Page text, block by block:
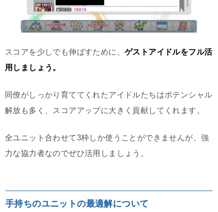
スコアを少しでも伸ばすために、 ゲストアイドルをフル活
用しましょう。
同僚がしっかり育ててくれたアイドルたちはポテンシャル
解放も多く、スコアアップに大きく貢献してくれます。
全ユニット合わせて3枠しか使うことができませんが、強
力な協力者なのでぜひ活用しましょう。
手持ちのユニットの最適解について